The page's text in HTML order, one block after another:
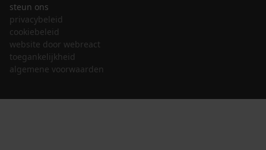
steun ons
privacybeleid
cookiebeleid
website door webreact
toegankelijkheid
algemene voorwaarden